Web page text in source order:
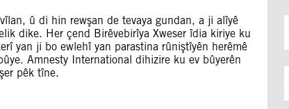
û di hin rewşan de tevaya gundan, a ji alîyê
dike. Her çend Birêvebirîya Xweser îdia kiriye ku
yan ji bo ewlehî yan parastina rûniştîyên herêmê
Amnesty International dihizire ku ev bûyerên
pêk tîne.